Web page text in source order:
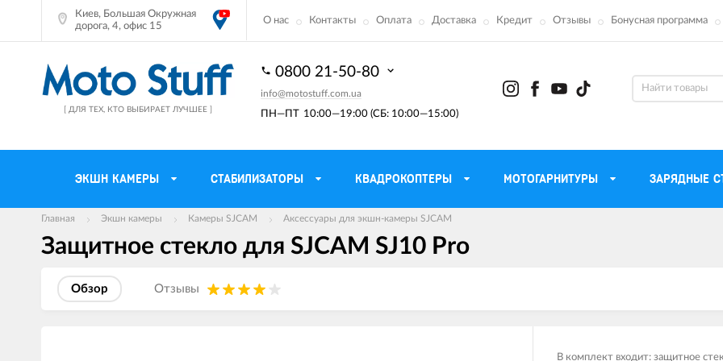
Киев, Большая Окружная
дорога, 4, офис 15
О нас Контакты Оплата Доставка Кредит Отзывы Бонусная программа
[ ДЛЯ ТЕХ, КТО ВЫБИРАЕТ ЛУЧШЕЕ ] ПН—ПТ 10:00—19:00 (СБ: 10:00—15:00)
0800 21-50-80
info@motostuff.com.ua
ЭКШН КАМЕРЫ СТАБИЛИЗАТОРЫ КВАДРОКОПТЕРЫ МОТОГАРНИТУРЫ ЗАРЯДНЫЕ
Мотошлемы
Мотокуртки
Держатели телефона
Веб-
Главная Экшн камеры Камеры SJCAM Аксессуары для экшн-камеры SJCAM
Защитное стекло для SJCAM SJ10 Pro
Обзор Отзывы
В комплект входит: защитное